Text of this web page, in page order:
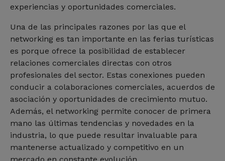
experiencias y oportunidades comerciales.
Una de las principales razones por las que el
networking es tan importante en las ferias turísticas
es porque ofrece la posibilidad de establecer
relaciones comerciales directas con otros
profesionales del sector. Estas conexiones pueden
conducir a colaboraciones comerciales, acuerdos de
asociación y oportunidades de crecimiento mutuo.
Además, el networking permite conocer de primera
mano las últimas tendencias y novedades en la
industria, lo que puede resultar invaluable para
mantenerse actualizado y competitivo en un